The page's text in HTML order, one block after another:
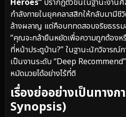
Heroes” ปรากฏตัวขึ้นในฐานะงา
กำลังภายในยุคคลาสสิกให้กลับมามี
ล้างผลาญ แต่คือบททดสอบจริยธรร
“คุณจะกล้ายืนหยัดเพื่อความถูกต้องห
ที่หน้าประตูบ้าน?” ในฐานะนักวิจาร
เป็นงานระดับ “Deep
หมัดมวยได้อย่างไร้ที่ติ
เรื่องย่ออย่างเป็นทาง
Synopsis)